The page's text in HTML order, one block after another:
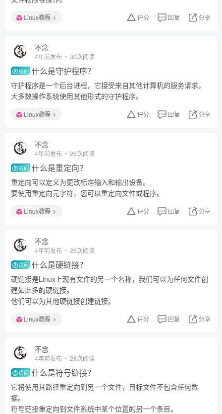
Linux教程 评分 回复 分享
不念
4年前发布 30次阅读
提问 什么是守护程序？
守护程序是一个后台进程，它接受来自其他计算机的服务请求，
大多数操作系统使用其他形式的守护程序。
Linux教程 评分 回复 分享
不念
4年前发布 26次阅读
提问 什么是重定向？
重定向可以定义为更改标准输入和输出设备。
要使用重定向元字符，您可以重定向文件或程序。
Linux教程 评分 回复 分享
不念
4年前发布 26次阅读
提问 什么是硬链接？
硬链接是Linux上现有文件的另一个名称，我们可以为任何文件创
建如此多的硬链接。
他们可以为其他硬链接创建链接。
Linux教程 评分 回复 分享
不念
4年前发布 28次阅读
提问 什么是符号链接？
它将使用其路径重定向到另一个文件，目标文件不包含任何数
据。
符号链接重定向到文件系统中某个位置的另一个条目。